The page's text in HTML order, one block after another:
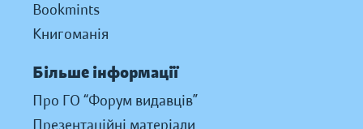
Bookmints
Книгоманія
Більше інформації
Про ГО “Форум видавців”
Презентаційні матеріали